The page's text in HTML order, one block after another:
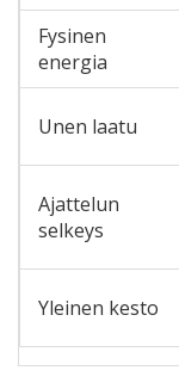
Fysinen
energia
Unen laatu
Ajattelun
selkeys
Yleinen kesto